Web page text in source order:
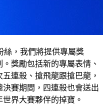
絲，我們將提供專屬獎
獎勵包括新的專屬表情、
連殺、搶飛龍跟搶巴龍，
賽期間，四連殺也會送出
界大賽夥伴的掉寶。